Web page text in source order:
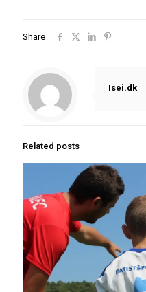
Share
Isei.dk
Related posts